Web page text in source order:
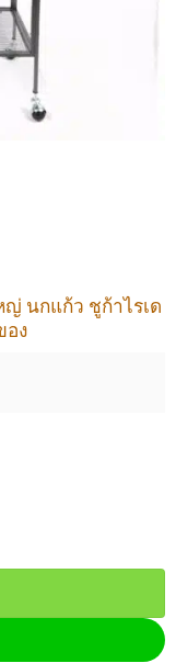
ญ่ นกแก้ว ชูก้าไรเด
อง